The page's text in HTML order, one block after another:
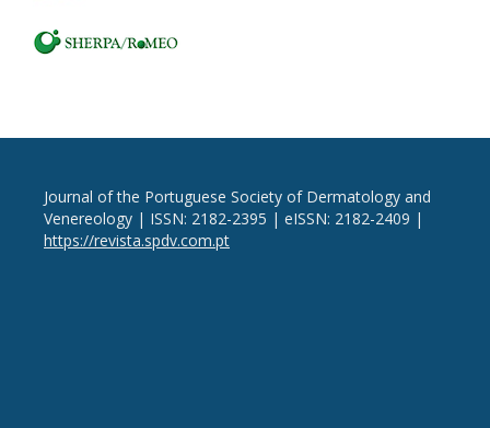
Journal of the Portuguese Society of Dermatology and
Venereology | ISSN: 2182-2395 | eISSN: 2182-2409 |
https://revista.spdv.com.pt